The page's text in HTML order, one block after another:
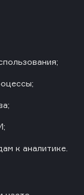
к аналитике.